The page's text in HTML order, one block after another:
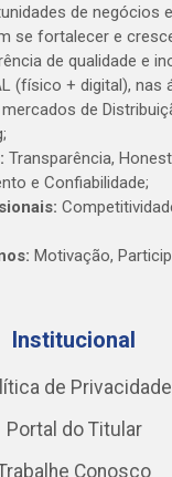
de negócios
se fortalecer e
de qualidade e
(físico + digital), nas
de
Transparência,
e Confiabilidade;
Motivação,
Institucional
de Privacidade
Portal do Titular
Conosco